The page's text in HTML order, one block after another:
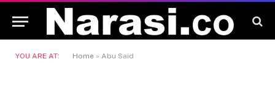
YOU ARE AT: Home » Abu Said